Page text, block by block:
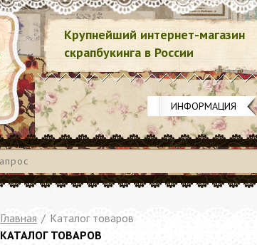
Крупнейший интернет-магазин
скрапбукинга в России
ИНФОРМАЦИЯ
Главная / Каталог товаров
КАТАЛОГ ТОВАРОВ